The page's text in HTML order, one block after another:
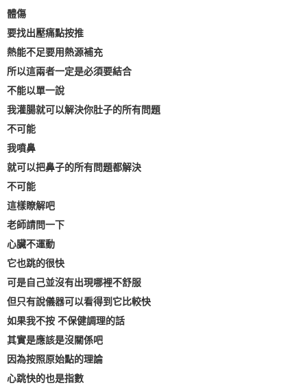
體傷
要找出壓痛點按推
熱能不足要用熱源補充
所以這兩者一定是必須要結合
不能以單一說
我灌腸就可以解決你肚子的所有問題
不可能
我噴鼻
就可以把鼻子的所有問題都解決
不可能
這樣瞭解吧
老師請問一下
心臟不運動
它也跳的很快
可是自己並沒有出現哪裡不舒服
但只有說儀器可以看得到它比較快
如果我不按 不保健調理的話
其實是應該是沒關係吧
因為按照原始點的理論
心跳快的也是指數